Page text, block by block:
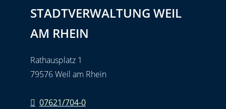
STADTVERWALTUNG WEIL
AM RHEIN
Rathausplatz 1
79576 Weil am Rhein
07621/704-0